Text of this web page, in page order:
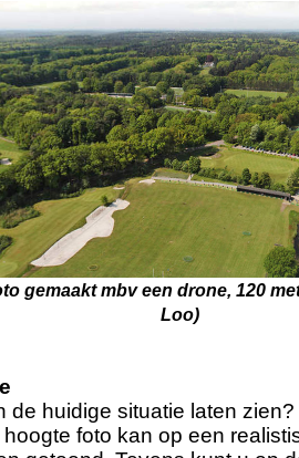
gemaakt mbv een drone, 120
Loo)
de huidige situatie laten
foto kan op een